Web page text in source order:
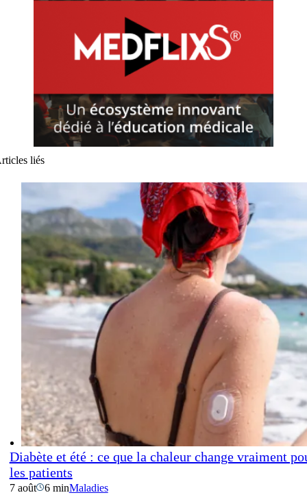
liés
Diabète et été : ce que la chaleur change vraiment
les patients
7 août 6 minMaladies